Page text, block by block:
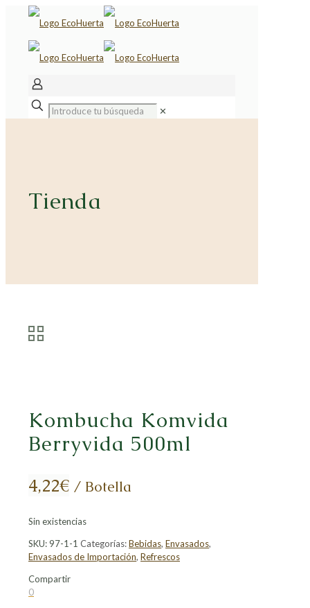
✕
Tienda
Kombucha Komvida
Berryvida 500ml
4,22€ / Botella
Sin existencias
SKU: 97-1-1 Categorías:Bebidas, Envasados,
Envasados de Importación, Refrescos
Compartir
Compartir
Compartir
Compartir
Compartir
0